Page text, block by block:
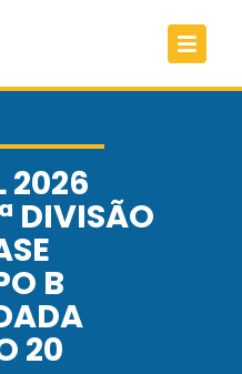
2026
DIVISÃO
B
20